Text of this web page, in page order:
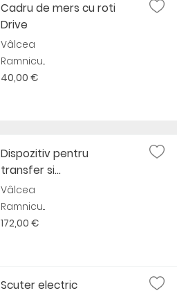
Cadru de mers cu roti
Drive
Vâlcea
Ramnicu...
40,00 €
Dispozitiv pentru
transfer si...
Vâlcea
Ramnicu...
172,00 €
Scuter electric